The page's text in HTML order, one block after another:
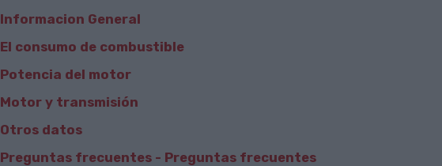
Informacion General
El consumo de combustible
Potencia del motor
Motor y transmisión
Otros datos
Preguntas frecuentes - Preguntas frecuentes